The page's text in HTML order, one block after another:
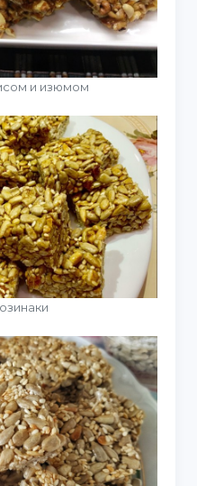
и изюмом